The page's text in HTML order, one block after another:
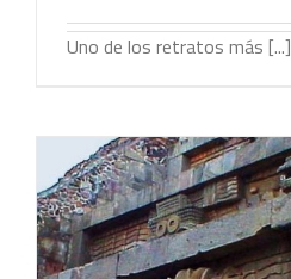
Uno de los retratos más [...]